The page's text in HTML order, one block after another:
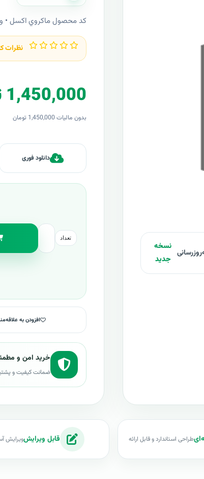
کد محصول ماکروي اکسل
نظرات
1,450,000 تومان
بدون مالیات 1,450,000 تومان
دانلود فوری
تعداد
افزودن به
خرید امن و
ضمانت کیفیت و
نسخه
جدید
طراحی استاندارد و قابل ارائه قابل ویرایشویرایش